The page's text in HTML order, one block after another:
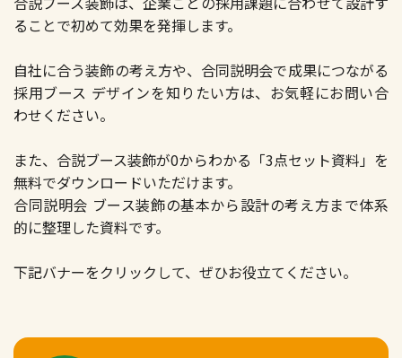
ることで初めて効果を発揮します。
自社に合う装飾の考え方や、合同説明会で成果につながる
採用ブース デザインを知りたい方は、お気軽にお問い合
わせください。
また、合説ブース装飾が0からわかる「3点セット資料」を
無料でダウンロードいただけます。
合同説明会 ブース装飾の基本から設計の考え方まで体系
的に整理した資料です。
下記バナーをクリックして、ぜひお役立てください。